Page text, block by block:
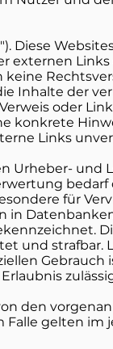
Diese
externen
Inhalte der
oder
konkrete
Links
Urheber- und
für
in
und strafbar.
Gebrauch
den
gelten im